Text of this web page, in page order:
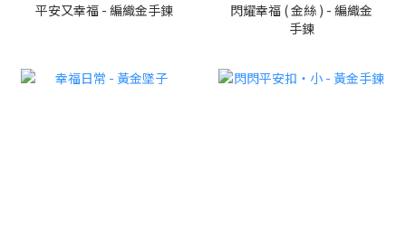
平安又幸福 - 編織金手鍊
閃耀幸福 ( 金絲 ) - 編織金
手鍊